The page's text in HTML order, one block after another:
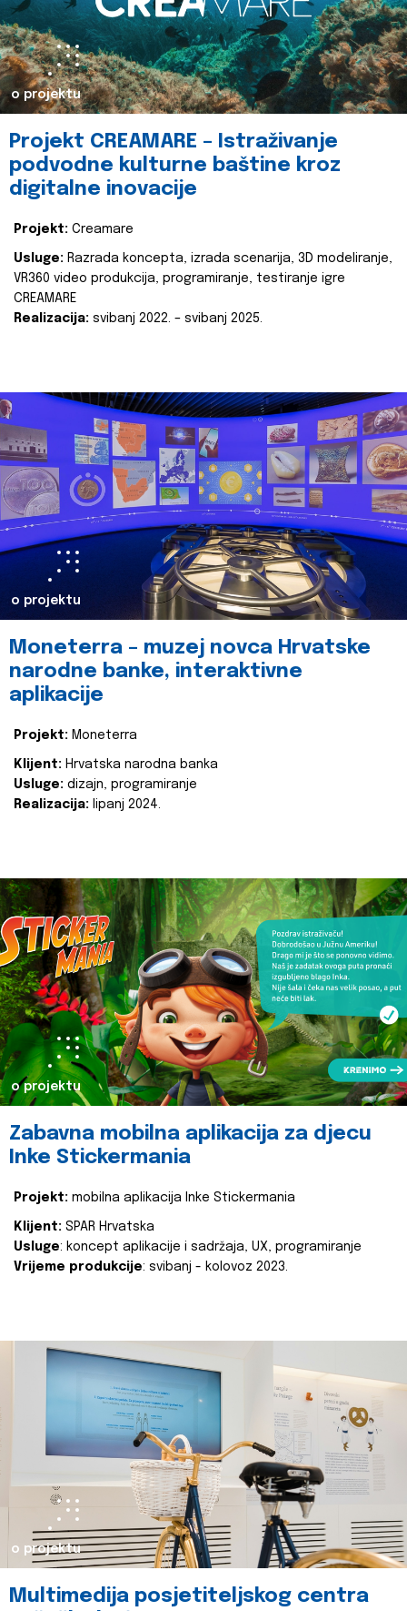
o projektu
Projekt CREAMARE – Istraživanje
podvodne kulturne baštine kroz
digitalne inovacije
Projekt: Creamare
Usluge: Razrada koncepta, izrada scenarija, 3D modeliranje,
VR360 video produkcija, programiranje, testiranje igre
CREAMARE
Realizacija: svibanj 2022. – svibanj 2025.
o projektu
Moneterra – muzej novca Hrvatske
narodne banke, interaktivne
aplikacije
Projekt: Moneterra
Klijent: Hrvatska narodna banka
Usluge: dizajn, programiranje
Realizacija: lipanj 2024.
o projektu
Zabavna mobilna aplikacija za djecu
Inke Stickermania
Projekt: mobilna aplikacija Inke Stickermania
Klijent: SPAR Hrvatska
Usluge: koncept aplikacije i sadržaja, UX, programiranje
Vrijeme produkcije: svibanj - kolovoz 2023.
o projektu
Multimedija posjetiteljskog centra